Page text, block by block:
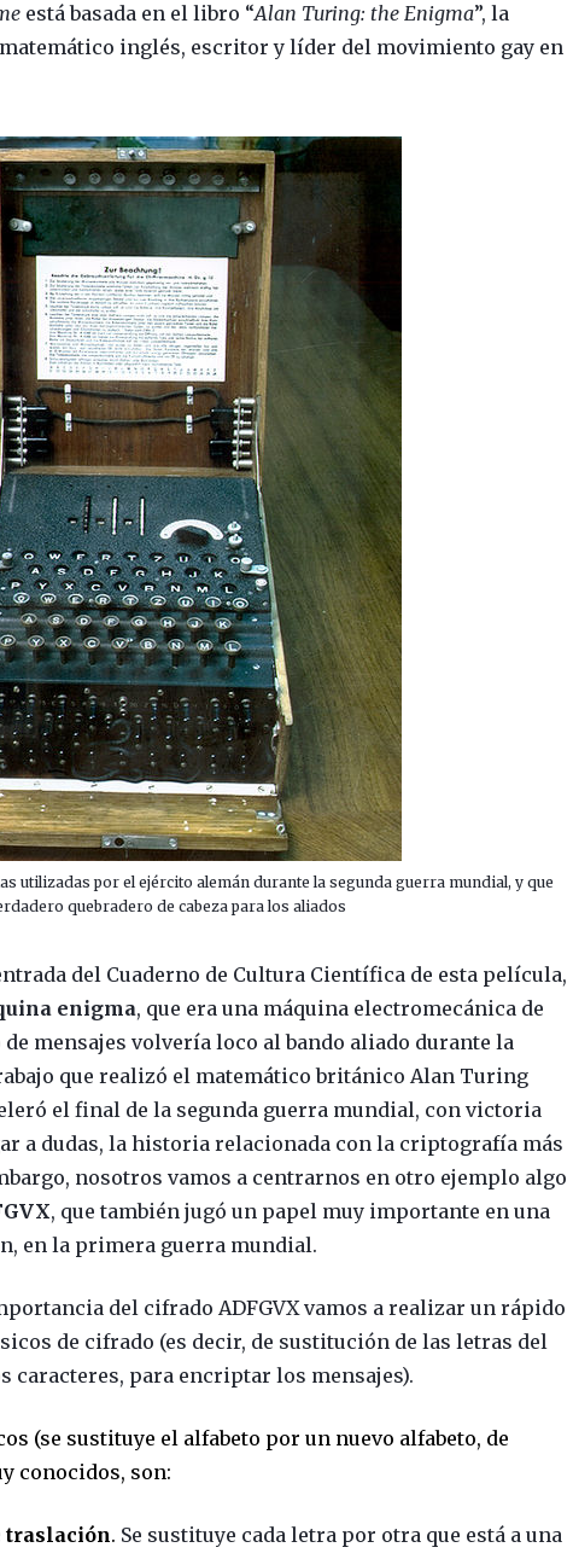
está basada en el libro “Alan Turing: the Enigma”, la
inglés, escritor y líder del movimiento gay en
utilizadas por el ejército alemán durante la segunda guerra mundial, y que
quebradero de cabeza para los aliados
del Cuaderno de Cultura Científica de esta película,
enigma, que era una máquina electromecánica de
mensajes volvería loco al bando aliado durante la
que realizó el matemático británico Alan Turing
el final de la segunda guerra mundial, con victoria
a dudas, la historia relacionada con la criptografía más
nosotros vamos a centrarnos en otro ejemplo algo
, que también jugó un papel muy importante en una
en la primera guerra mundial.
del cifrado ADFGVX vamos a realizar un rápido
de cifrado (es decir, de sustitución de las letras del
caracteres, para encriptar los mensajes).
(se sustituye el alfabeto por un nuevo alfabeto, de
conocidos, son:
traslación. Se sustituye cada letra por otra que está a una